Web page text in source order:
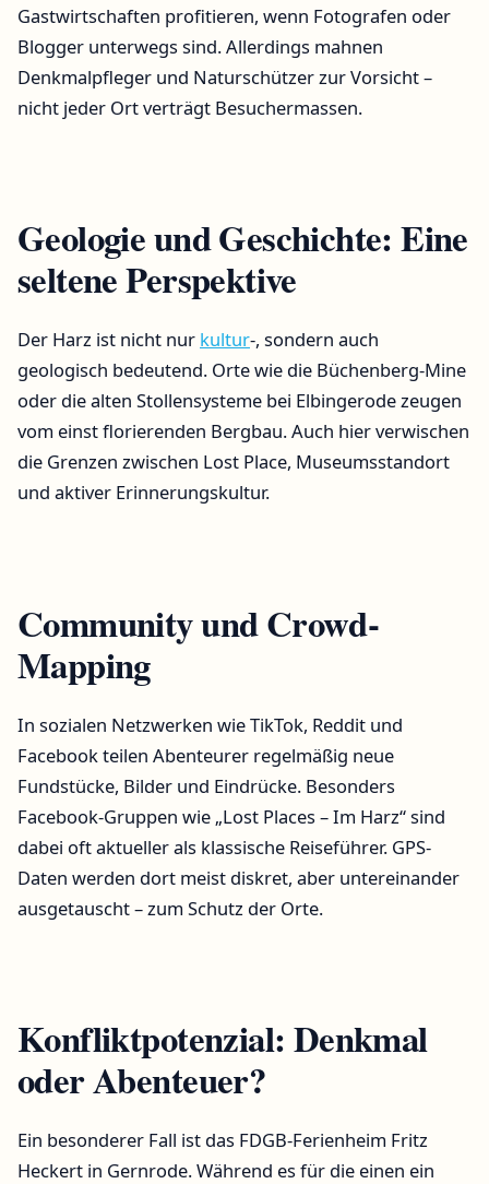
Gastwirtschaften profitieren, wenn Fotografen oder
Blogger unterwegs sind. Allerdings mahnen
Denkmalpfleger und Naturschützer zur Vorsicht –
nicht jeder Ort verträgt Besuchermassen.
Geologie und Geschichte: Eine
seltene Perspektive
Der Harz ist nicht nur kultur-, sondern auch
geologisch bedeutend. Orte wie die Büchenberg-Mine
oder die alten Stollensysteme bei Elbingerode zeugen
vom einst florierenden Bergbau. Auch hier verwischen
die Grenzen zwischen Lost Place, Museumsstandort
und aktiver Erinnerungskultur.
Community und Crowd-
Mapping
In sozialen Netzwerken wie TikTok, Reddit und
Facebook teilen Abenteurer regelmäßig neue
Fundstücke, Bilder und Eindrücke. Besonders
Facebook-Gruppen wie „Lost Places – Im Harz“ sind
dabei oft aktueller als klassische Reiseführer. GPS-
Daten werden dort meist diskret, aber untereinander
ausgetauscht – zum Schutz der Orte.
Konfliktpotenzial: Denkmal
oder Abenteuer?
Ein besonderer Fall ist das FDGB-Ferienheim Fritz
Heckert in Gernrode. Während es für die einen ein